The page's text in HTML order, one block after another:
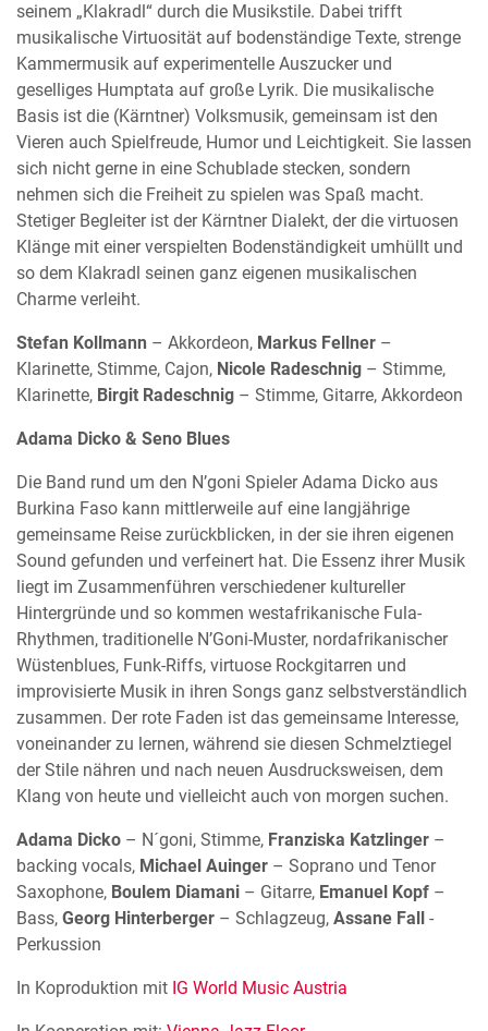
seinem „Klakradl“ durch die Musikstile. Dabei trifft
musikalische Virtuosität auf bodenständige Texte, strenge
Kammermusik auf experimentelle Auszucker und
geselliges Humptata auf große Lyrik. Die musikalische
Basis ist die (Kärntner) Volksmusik, gemeinsam ist den
Vieren auch Spielfreude, Humor und Leichtigkeit. Sie lassen
sich nicht gerne in eine Schublade stecken, sondern
nehmen sich die Freiheit zu spielen was Spaß macht.
Stetiger Begleiter ist der Kärntner Dialekt, der die virtuosen
Klänge mit einer verspielten Bodenständigkeit umhüllt und
so dem Klakradl seinen ganz eigenen musikalischen
Charme verleiht.
Stefan Kollmann – Akkordeon, Markus Fellner –
Klarinette, Stimme, Cajon, Nicole Radeschnig – Stimme,
Klarinette, Birgit Radeschnig – Stimme, Gitarre, Akkordeon
Adama Dicko & Seno Blues
Die Band rund um den N’goni Spieler Adama Dicko aus
Burkina Faso kann mittlerweile auf eine langjährige
gemeinsame Reise zurückblicken, in der sie ihren eigenen
Sound gefunden und verfeinert hat. Die Essenz ihrer Musik
liegt im Zusammenführen verschiedener kultureller
Hintergründe und so kommen westafrikanische Fula-
Rhythmen, traditionelle N’Goni-Muster, nordafrikanischer
Wüstenblues, Funk-Riffs, virtuose Rockgitarren und
improvisierte Musik in ihren Songs ganz selbstverständlich
zusammen. Der rote Faden ist das gemeinsame Interesse,
voneinander zu lernen, während sie diesen Schmelztiegel
der Stile nähren und nach neuen Ausdrucksweisen, dem
Klang von heute und vielleicht auch von morgen suchen.
Adama Dicko – N´goni, Stimme, Franziska Katzlinger –
backing vocals, Michael Auinger – Soprano und Tenor
Saxophone, Boulem Diamani – Gitarre, Emanuel Kopf –
Bass, Georg Hinterberger – Schlagzeug, Assane Fall -
Perkussion
In Koproduktion mit IG World Music Austria